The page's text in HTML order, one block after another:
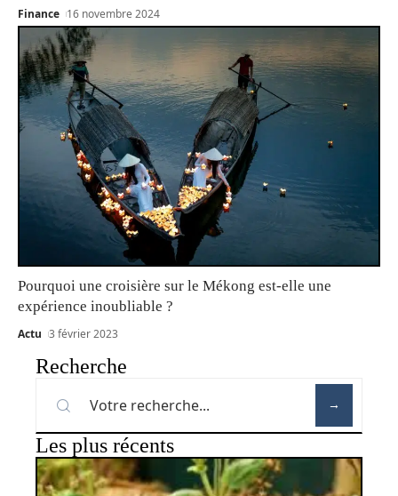
Finance 16 novembre 2024
Pourquoi une croisière sur le Mékong est-elle une
expérience inoubliable ?
Actu 3 février 2023
Recherche
Les plus récents